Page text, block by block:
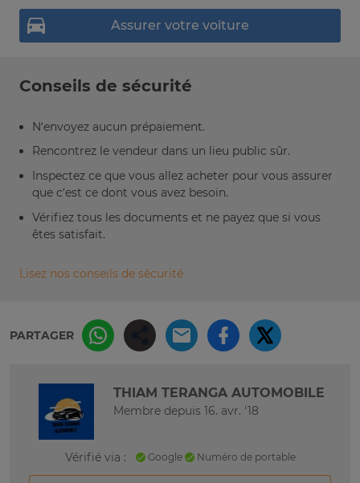
Assurer votre voiture
Conseils de sécurité
N’envoyez aucun prépaiement.
Rencontrez le vendeur dans un lieu public sûr.
Inspectez ce que vous allez acheter pour vous assurer
que c’est ce dont vous avez besoin.
Vérifiez tous les documents et ne payez que si vous
êtes satisfait.
Lisez nos conseils de sécurité
PARTAGER
THIAM TERANGA AUTOMOBILE
Membre depuis 16. avr. '18
Vérifié via : Google Numéro de portable